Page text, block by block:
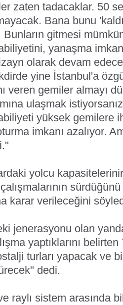
zaten tadacaklar. 50
Bana bunu
Bunların gitmesi
yanaşma
olarak devam
yine İstanbul'a
veren gemiler almayı
ulaşmak
yüksek gemilere
imkanı azalıyor.
yolcu
karar verileceğini
jenerasyonu olan
yaptıklarını
turları yapacak ve
dedi.
raylı sistem arasında